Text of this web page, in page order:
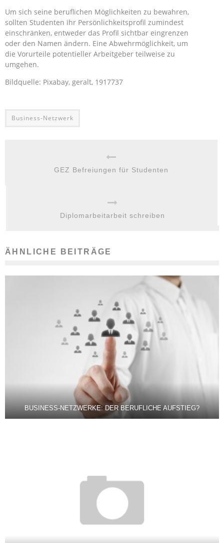
Um sich seine beruflichen Möglichkeiten zu bewahren,
sollten Studenten ihr Persönlichkeitsprofil zumindest
einschränken, entweder das Profil sichtbar eingrenzen
oder den Namen ändern. Eine Abwehrmöglichkeit, um
die Vorurteile potentieller Arbeitgeber teilweise zu
umgehen.
Bildquelle: Pixabay, geralt, 1917737
Business-Netzwerk
GEZ Befreiungen für Studenten
Diplomarbeitarbeit schreiben
ÄHNLICHE BEITRÄGE
BUSINESS-NETZWERKE: DER BERUFLICHE AUFSTIEG?